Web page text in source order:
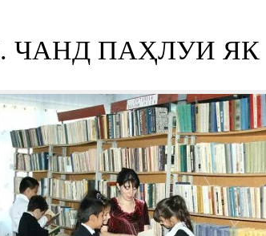
ЧАНД ПАҲЛУИ